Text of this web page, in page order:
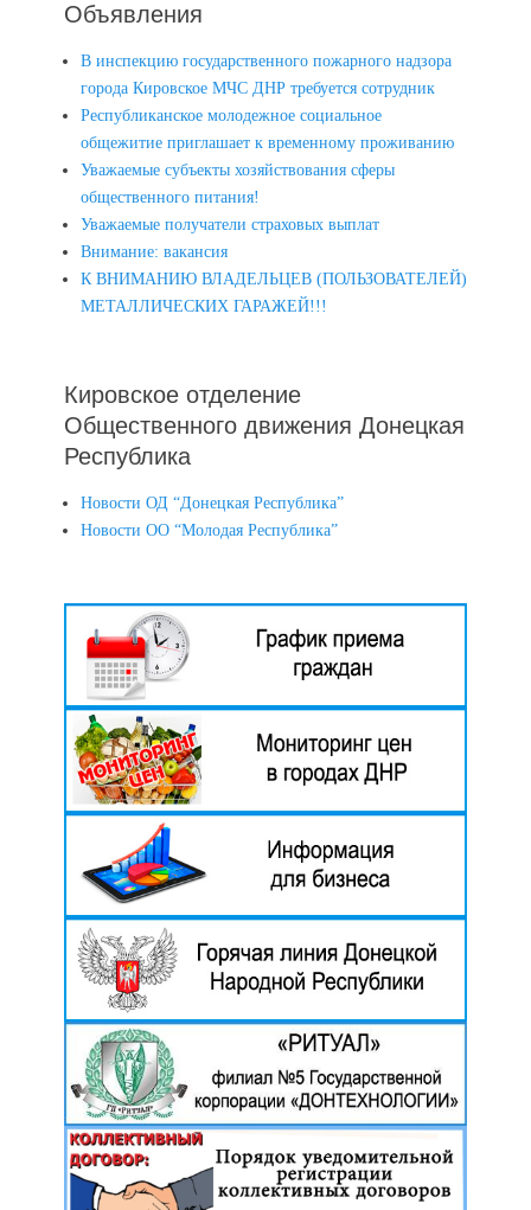
Объявления
В инспекцию государственного пожарного надзора
города Кировское МЧС ДНР требуется сотрудник
Республиканское молодежное социальное
общежитие приглашает к временному проживанию
Уважаемые субъекты хозяйствования сферы
общественного питания!
Уважаемые получатели страховых выплат
Внимание: вакансия
К ВНИМАНИЮ ВЛАДЕЛЬЦЕВ (ПОЛЬЗОВАТЕЛЕЙ)
МЕТАЛЛИЧЕСКИХ ГАРАЖЕЙ!!!
Кировское отделение
Общественного движения Донецкая
Республика
Новости ОД “Донецкая Республика”
Новости ОО “Молодая Республика”